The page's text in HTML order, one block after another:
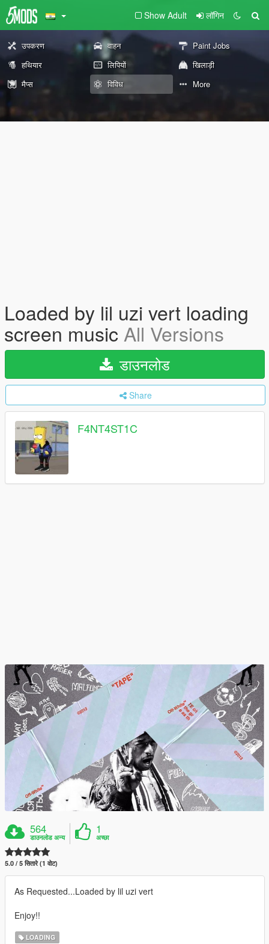
Show Adult लॉगिन
उपकरण वाहन
Paint Jobs
हथियार
लिपियों
खिलाड़ी
मैप्स
विविध More
Loaded by lil uzi vert loading
screen music All Versions
डाउनलोड
Share
F4NT4ST1C
564
डाउनलोड अन्य
1
अच्छा
5.0 / 5 सितारे (1 वोट)
As Requested...Loaded by lil uzi vert
Enjoy!!
LOADING